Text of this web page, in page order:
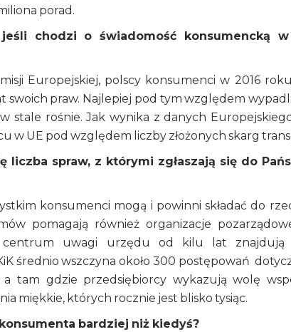
porad.
jeśli chodzi o świadomość konsumencką
Europejskiej, polscy konsumenci w 2016
swoich praw. Najlepiej pod tym względem
stale rośnie. Jak wynika z danych
w UE pod względem liczby złożonych skarg
liczba spraw, z którymi zgłaszają się do
konsumenci mogą i powinni składać do
pomagają również organizacje
centrum uwagi urzędu od kilu lat znajdują
średnio wszczyna około 300 postępowań
tam gdzie przedsiębiorcy wykazują wolę
miękkie, których rocznie jest blisko tysiąc.
bardziej niż kiedyś?